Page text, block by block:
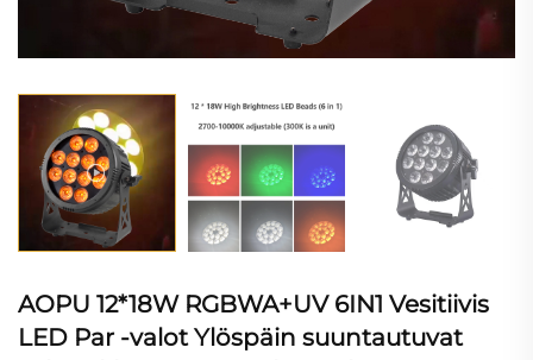
AOPU 12*18W RGBWA+UV 6IN1 Vesitiivis
LED Par -valot Ylöspäin suuntautuvat